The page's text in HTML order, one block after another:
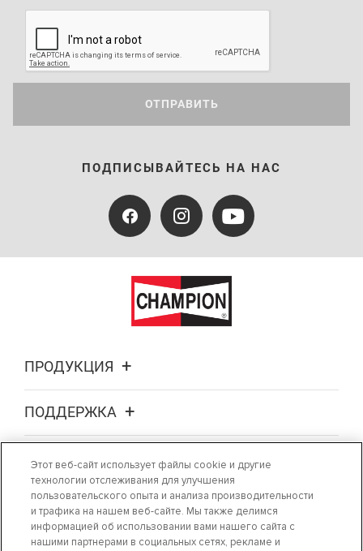
ОТПРАВИТЬ
ПОДПИСЫВАЙТЕСЬ НА НАС
ПРОДУКЦИЯ
ПОДДЕРЖКА
О НАС
ГДЕ КУПИТЬ
Этот веб-сайт использует файлы cookie и другие
технологии отслеживания для улучшения
пользовательского опыта и анализа производительности
и трафика на нашем веб-сайте. Мы также делимся
информацией об использовании вами нашего сайта с
нашими партнерами в социальных сетях, рекламе и